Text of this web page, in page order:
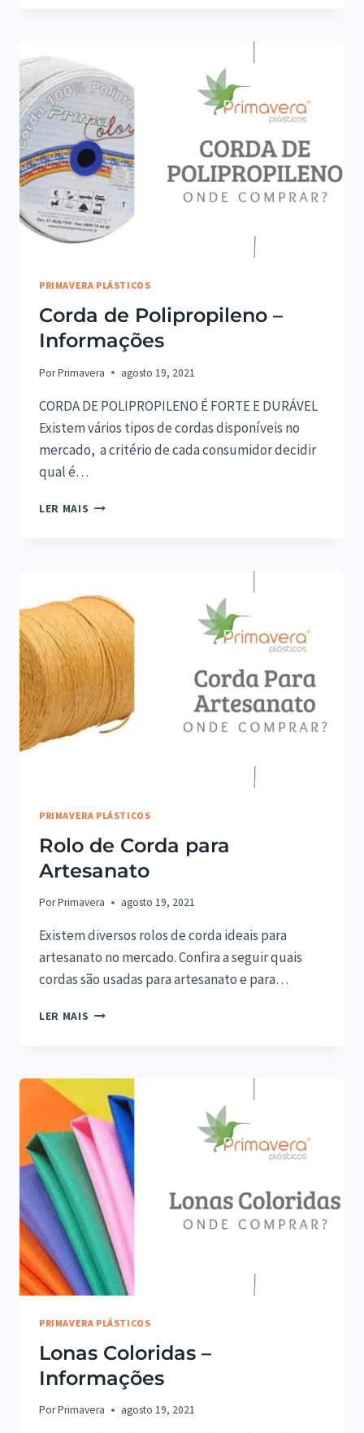
PRIMAVERA PLÁSTICOS
Corda de Polipropileno –
Informações
PorPrimavera agosto 19, 2021
CORDA DE POLIPROPILENO É FORTE E DURÁVEL
Existem vários tipos de cordas disponíveis no
mercado, a critério de cada consumidor decidir
qual é…
LER MAIS CORDA
PRIMAVERA PLÁSTICOS
Rolo de Corda para
Artesanato
PorPrimavera agosto 19, 2021
Existem diversos rolos de corda ideais para
artesanato no mercado. Confira a seguir quais
cordas são usadas para artesanato e para…
LER MAIS ROLO
ARTESANATO
PRIMAVERA PLÁSTICOS
Lonas Coloridas –
Informações
PorPrimavera agosto 19, 2021